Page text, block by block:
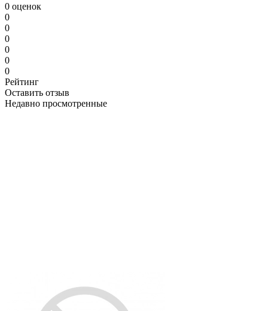
0 оценок
0
0
0
0
0
0
Рейтинг
Оставить отзыв
Недавно просмотренные